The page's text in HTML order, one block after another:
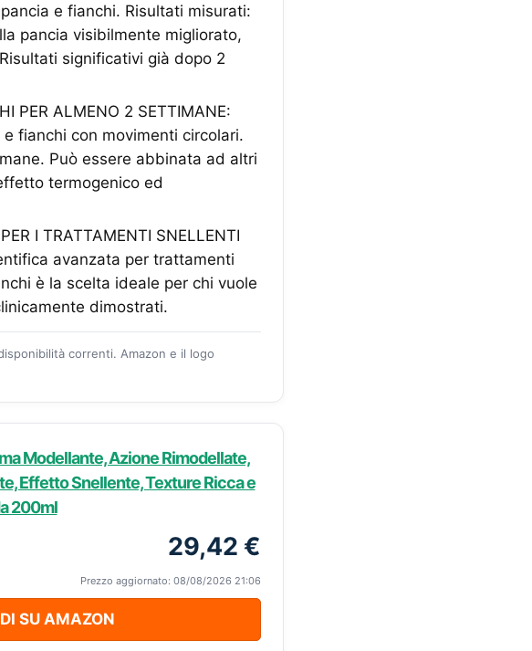
e fianchi. Risultati misurati:
pancia visibilmente migliorato,
significativi già dopo 2
PER ALMENO 2 SETTIMANE:
fianchi con movimenti circolari.
Può essere abbinata ad altri
termogenico ed
I TRATTAMENTI SNELLENTI
avanzata per trattamenti
è la scelta ideale per chi vuole
dimostrati.
correnti. Amazon e il logo
Modellante, Azione Rimodellate,
Effetto Snellente, Texture Ricca e
200ml
29,42 €
Prezzo aggiornato: 08/08/2026 21:06
SU AMAZON